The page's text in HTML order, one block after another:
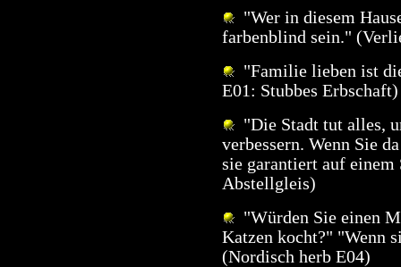
"Wer in diesem
farbenblind sein."
"Familie lieben ist
E01: Stubbes Erbschaft)
"Die Stadt tut alles,
verbessern. Wenn Sie
sie garantiert auf
Abstellgleis)
"Würden Sie einen
Katzen kocht?" "Wenn
(Nordisch herb E04)